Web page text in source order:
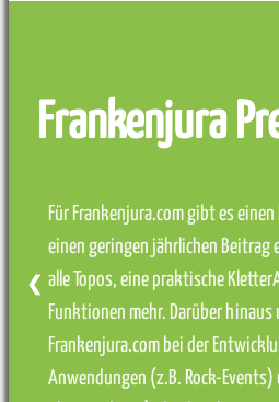
Frankenjura
Für Frankenjura.com gibt es
einen geringen jährlichen Beitrag
alle Topos, eine praktische
Funktionen mehr. Darüber
Frankenjura.com bei der
Anwendungen (z.B. Rock-
❮